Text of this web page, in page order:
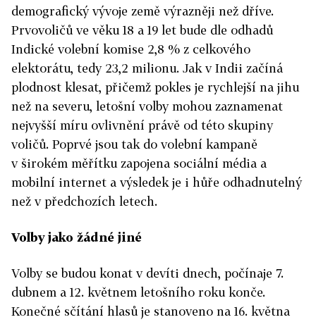
demografický vývoje země výrazněji než dříve.
Prvovoličů ve věku 18 a 19 let bude dle odhadů
Indické volební komise 2,8 % z celkového
elektorátu, tedy 23,2 milionu. Jak v Indii začíná
plodnost klesat, přičemž pokles je rychlejší na jihu
než na severu, letošní volby mohou zaznamenat
nejvyšší míru ovlivnění právě od této skupiny
voličů. Poprvé jsou tak do volební kampaně
v širokém měřítku zapojena sociální média a
mobilní internet a výsledek je i hůře odhadnutelný
než v předchozích letech.
Volby jako žádné jiné
Volby se budou konat v devíti dnech, počínaje 7.
dubnem a 12. květnem letošního roku konče.
Konečné sčítání hlasů je stanoveno na 16. května